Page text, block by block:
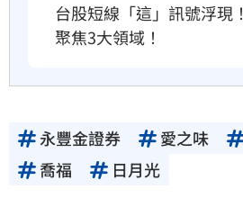
台股短線「這」訊號浮現！
聚焦3大領域！
永豐金證券 愛之味
喬福
日月光